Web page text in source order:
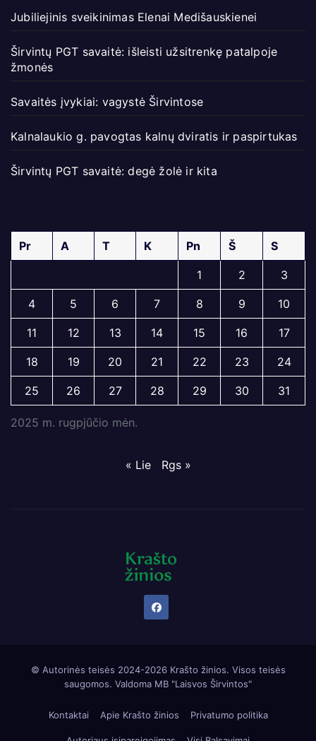
Jubiliejinis sveikinimas Elenai Medišauskienei
Širvintų PGT savaitė: išleisti užsitrenkę patalpoje
žmonės
Savaitės įvykiai: vagystė Širvintose
Kalnalaukio g. pavogtas kalnų dviratis ir paspirtukas
Širvintų PGT savaitė: degė žolė ir kita
2025 m. rugpjūčio mėn.
Pr A T K Pn Š S
1 2 3
4 5 6 7 8 9 10
11 12 13 14 15 16 17
18 19 20 21 22 23 24
25 26 27 28 29 30 31
« Lie Rgs »
© Autorinės teisės 2024-2026 Krašto žinios. Visos teisės
saugomos. Valdoma MB "Laisvos Širvintos"
Kontaktai Apie Krašto žinios Privatumo politika